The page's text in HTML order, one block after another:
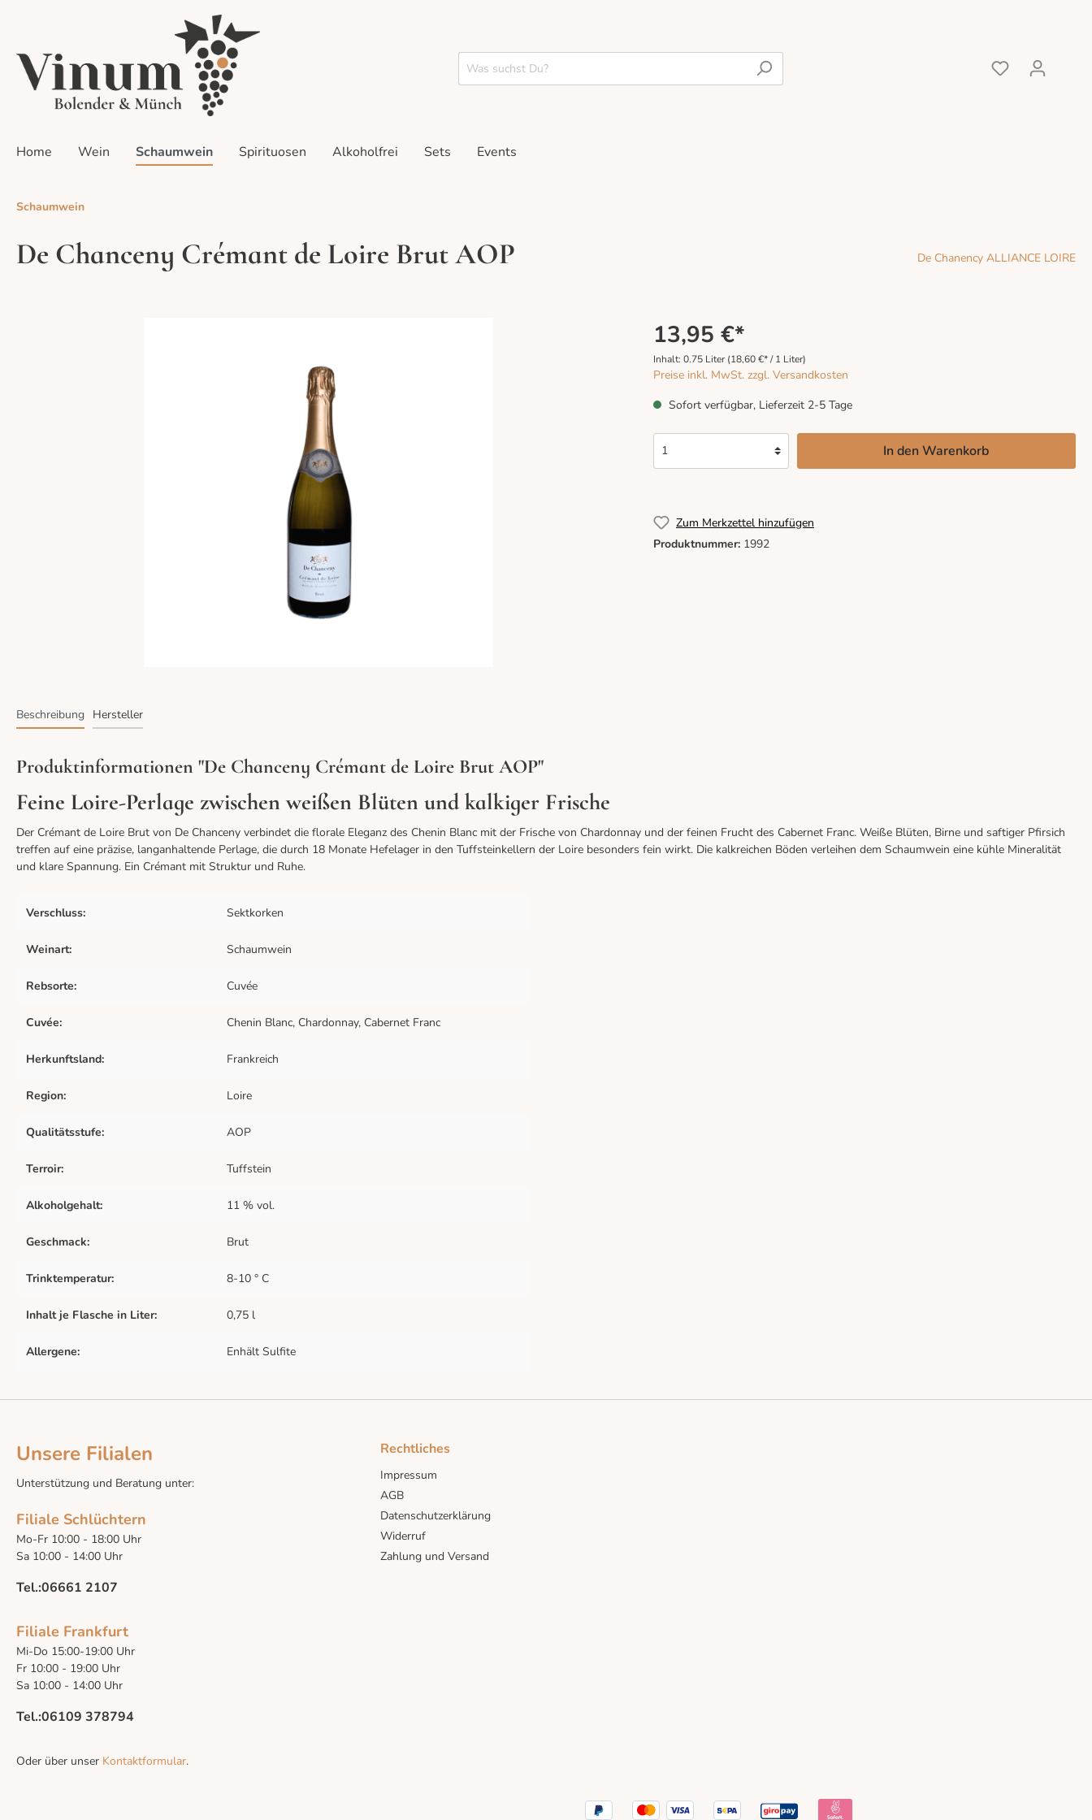
Home Wein Schaumwein Spirituosen Alkoholfrei Sets Events
Alle Weine Weiß
Zur Kategorie Sets
Alle Sets Probierpakete
Alle Events Home-Tastings
Schaumwein
De Chanceny Crémant de Loire Brut AOP De Chanency ALLIANCE LOIRE
13,95 €*
Inhalt: 0.75 Liter (18,60 €* / 1 Liter)
Preise inkl. MwSt. zzgl. Versandkosten
Sofort verfügbar, Lieferzeit 2-5 Tage
In den Warenkorb
Zum Merkzettel hinzufügen
Produktnummer: 1992
Beschreibung Hersteller
Produktinformationen "De Chanceny Crémant de Loire Brut AOP"
Feine Loire-Perlage zwischen weißen Blüten und kalkiger Frische
Der Crémant de Loire Brut von De Chanceny verbindet die florale Eleganz des Chenin Blanc mit der Frische von Chardonnay und der feinen Frucht des Cabernet Franc. Weiße Blüten, Birne und saftiger Pfirsich
treffen auf eine präzise, langanhaltende Perlage, die durch 18 Monate Hefelager in den Tuffsteinkellern der Loire besonders fein wirkt. Die kalkreichen Böden verleihen dem Schaumwein eine kühle Mineralität
und klare Spannung. Ein Crémant mit Struktur und Ruhe.
Verschluss: Sektkorken
Weinart: Schaumwein
Rebsorte: Cuvée
Cuvée: Chenin Blanc, Chardonnay, Cabernet Franc
Herkunftsland: Frankreich
Region: Loire
Qualitätsstufe: AOP
Terroir: Tuffstein
Alkoholgehalt: 11 % vol.
Geschmack: Brut
Trinktemperatur: 8-10 ° C
Inhalt je Flasche in Liter: 0,75 l
Allergene: Enhält Sulfite
Unsere Filialen
Unterstützung und Beratung unter:
Filiale Schlüchtern
Mo-Fr 10:00 - 18:00 Uhr
Sa 10:00 - 14:00 Uhr
Tel.:06661 2107
Filiale Frankfurt
Mi-Do 15:00-19:00 Uhr
Fr 10:00 - 19:00 Uhr
Sa 10:00 - 14:00 Uhr
Tel.:06109 378794
Oder über unser Kontaktformular.
Rechtliches
Impressum
AGB
Datenschutzerklärung
Widerruf
Zahlung und Versand